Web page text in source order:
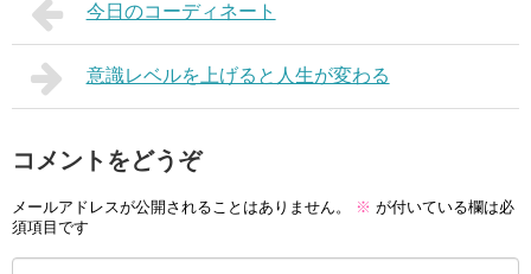
今日のコーディネート
意識レベルを上げると人生が変わる
コメントをどうぞ
メールアドレスが公開されることはありません。 ※ が付いている欄は必
須項目です